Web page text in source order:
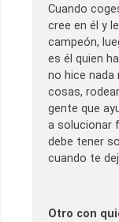
Cuando
cree en él y
campeón,
es él quien
no hice nada
cosas,
gente que
a solucionar
debe tener
cuando te
Otro con